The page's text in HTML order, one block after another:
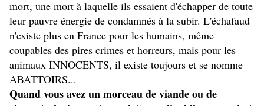
mort, une mort à laquelle ils essaient d'échapper de toute
leur pauvre énergie de condamnés à la subir. L'échafaud
n'existe plus en France pour les humains, même
coupables des pires crimes et horreurs, mais pour les
animaux INNOCENTS, il existe toujours et se nomme
ABATTOIRS...
Quand vous avez un morceau de viande ou de